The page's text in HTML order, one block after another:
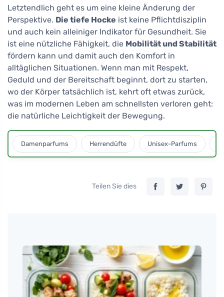
Letztendlich geht es um eine kleine Änderung der
Perspektive. Die tiefe Hocke ist keine Pflichtdisziplin
und auch kein alleiniger Indikator für Gesundheit. Sie
ist eine nützliche Fähigkeit, die Mobilität und Stabilität
fördern kann und damit auch den Komfort in
alltäglichen Situationen. Wenn man mit Respekt,
Geduld und der Bereitschaft beginnt, dort zu starten,
wo der Körper tatsächlich ist, kehrt oft etwas zurück,
was im modernen Leben am schnellsten verloren geht:
die natürliche Leichtigkeit der Bewegung.
Damenparfums Herrendüfte Unisex-Parfums
Teilen Sie dies